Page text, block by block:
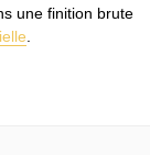
une finition brute